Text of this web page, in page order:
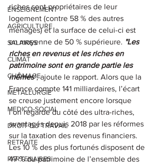
ENSEIGNEMENT
AGRICULTURE
SALAIRES
CLIMAT
CHÔMAGE
METALLURGIE
MEDICO-SOCIAL
DROIT DU TRAVAIL
RETRAITE
PARTENAIRES
riches sont propriétaires de leur
logement (contre 58 % des autres
ménages) et la surface de celui-ci est
en moyenne de 50 % supérieure. "Les
riches en revenus et les riches en
patrimoine sont en grande partie les
mêmes", ajoute le rapport. Alors que la
France compte 141 milliardaires, l’écart
se creuse justement encore lorsque
l’on regarde du côté des ultra-riches,
avantagés depuis 2018 par les réformes
sur la taxation des revenus financiers.
Les 10 % des plus fortunés disposent de
47 % du patrimoine de l’ensemble des